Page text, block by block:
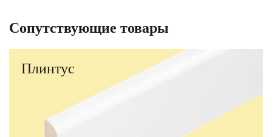
Сопутствующие товары
Плинтус